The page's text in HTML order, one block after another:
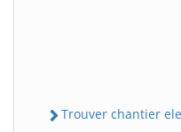
Trouver chantier